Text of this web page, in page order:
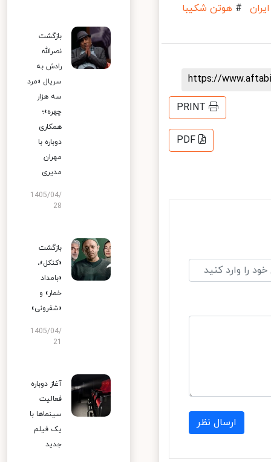
هوتن شکیبا
https://
PRINT
PDF
ارسال نظر
بازگشت
نصرالله
رادش به
سریال «مرد
سه هزار
چهره»؛
همکاری
دوباره با
مهران
مدیری
1405/04/
28
بازگشت
«کنکل»،
«بامداد
خمار» و
«شفرونی»
1405/04/
آغاز دوباره
فعالیت
سینماها با
یک فیلم
جدید